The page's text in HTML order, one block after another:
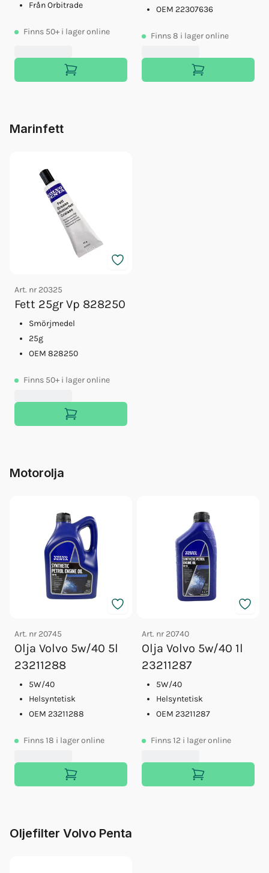
Från Orbitrade
Finns 50+ i lager online
OEM 22307636
Finns8 i lager online
Marinfett
Art. nr 20325
Fett 25gr Vp 828250
Smörjmedel
25g
OEM 828250
Finns 50+ i lager online
Motorolja
Art. nr 20745
Olja Volvo 5w/40 5l
23211288
5W/40
Helsyntetisk
OEM 23211288
Finns18 i lager online
Art. nr 20740
Olja Volvo 5w/40 1l
23211287
5W/40
Helsyntetisk
OEM 23211287
Finns12 i lager online
Oljefilter Volvo Penta